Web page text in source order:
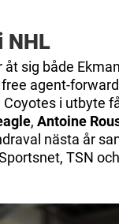
NHL
åt sig både
agent-
Coyotes i utbyte
, Antoine
nästa år
TSN